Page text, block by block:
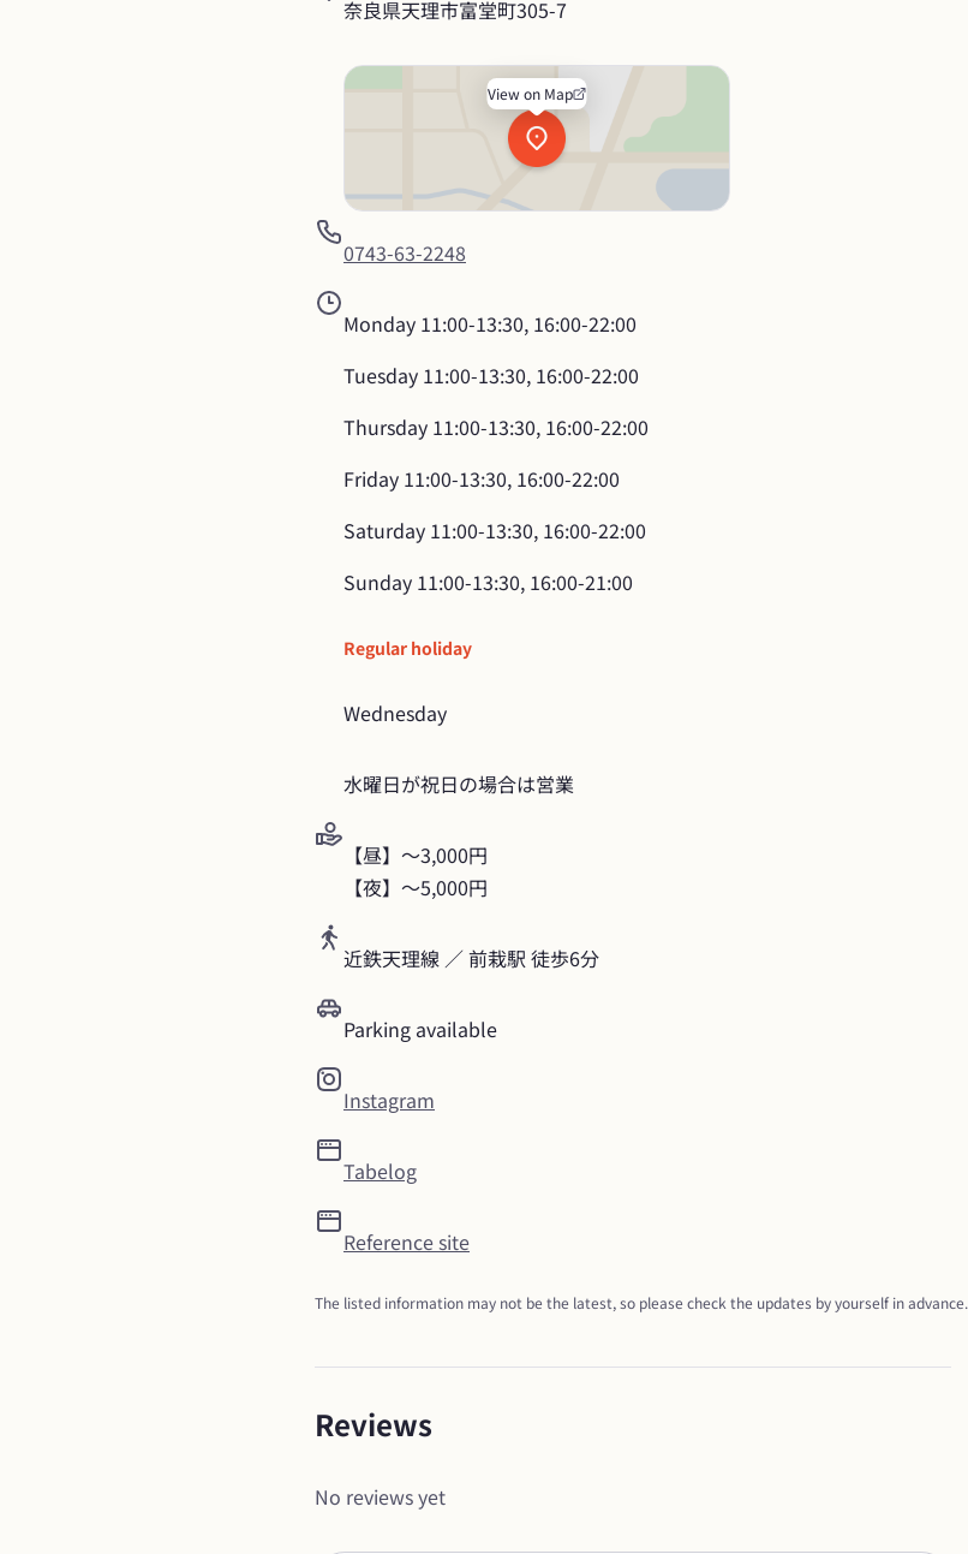
奈良県天理市富堂町305-7
View on Map
0743-63-2248
Monday 11:00-13:30, 16:00-22:00
Tuesday 11:00-13:30, 16:00-22:00
Thursday 11:00-13:30, 16:00-22:00
Friday 11:00-13:30, 16:00-22:00
Saturday 11:00-13:30, 16:00-22:00
Sunday 11:00-13:30, 16:00-21:00
Regular holiday
Wednesday
水曜日が祝日の場合は営業
【昼】〜3,000円
【夜】〜5,000円
近鉄天理線 ／ 前栽駅 徒歩6分
Parking available
Instagram
Tabelog
Reference site
The listed information may not be the latest, so please check the updates by yourself in advance.
Reviews
No reviews yet